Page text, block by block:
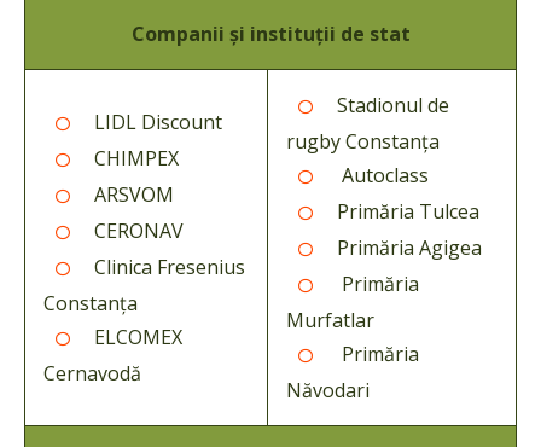
Companii și instituții de stat
LIDL Discount
CHIMPEX
ARSVOM
CERONAV
Clinica Fresenius
Constanța
ELCOMEX
Cernavodă
Stadionul de
rugby Constanța
Autoclass
Primăria Tulcea
Primăria Agigea
Primăria
Murfatlar
Primăria
Năvodari